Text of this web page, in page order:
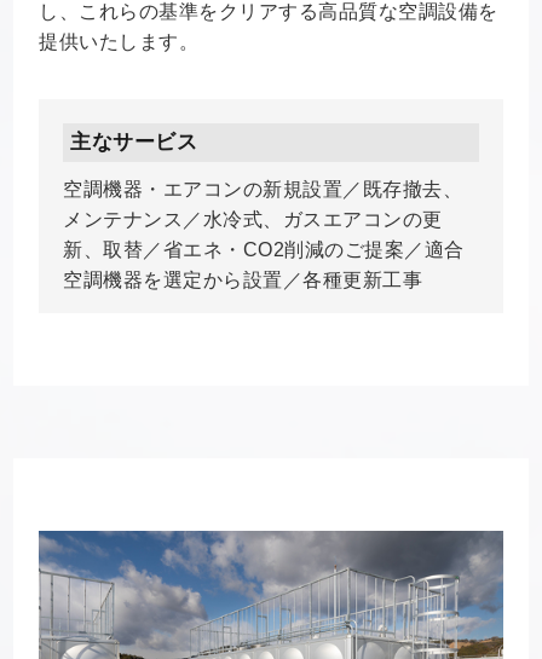
し、これらの基準をクリアする高品質な空調設備を
提供いたします。
主なサービス
空調機器・エアコンの新規設置／既存撤去、
メンテナンス／水冷式、ガスエアコンの更
新、取替／省エネ・CO2削減のご提案／適合
空調機器を選定から設置／各種更新工事